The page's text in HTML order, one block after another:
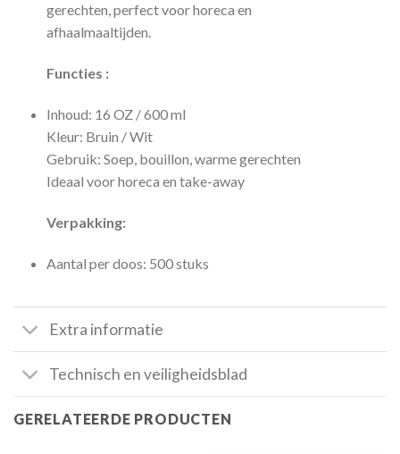
gerechten, perfect voor horeca en
afhaalmaaltijden.
Functies :
Inhoud: 16 OZ / 600 ml
Kleur: Bruin / Wit
Gebruik: Soep, bouillon, warme gerechten
Ideaal voor horeca en take-away
Verpakking:
Aantal per doos: 500 stuks
Extra informatie
Technisch en veiligheidsblad
GERELATEERDE PRODUCTEN